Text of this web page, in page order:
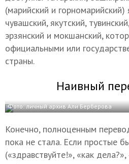
(марийский и горномарийский)
чувашский, якутский,
эрзянский и мокшанский,
официальными или
страны.
Наивный
Фото: личный архив Али Берберова
Конечно, полноценным
пока не стала. Если простые
(«здравствуйте!», «как